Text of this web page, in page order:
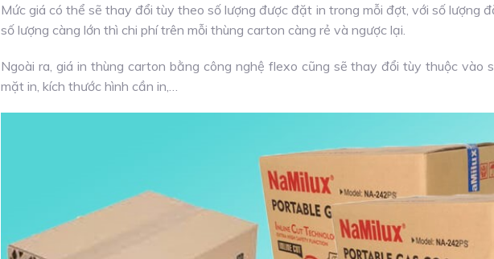
Mức giá có thể sẽ thay đổi tùy theo số lượng được đặt in trong mỗi đợt, với số lượng
số lượng càng lớn thì chi phí trên mỗi thùng carton càng rẻ và ngược lại.
Ngoài ra, giá in thùng carton bằng công nghệ flexo cũng sẽ thay đổi tùy thuộc vào
mặt in, kích thước hình cần in,…